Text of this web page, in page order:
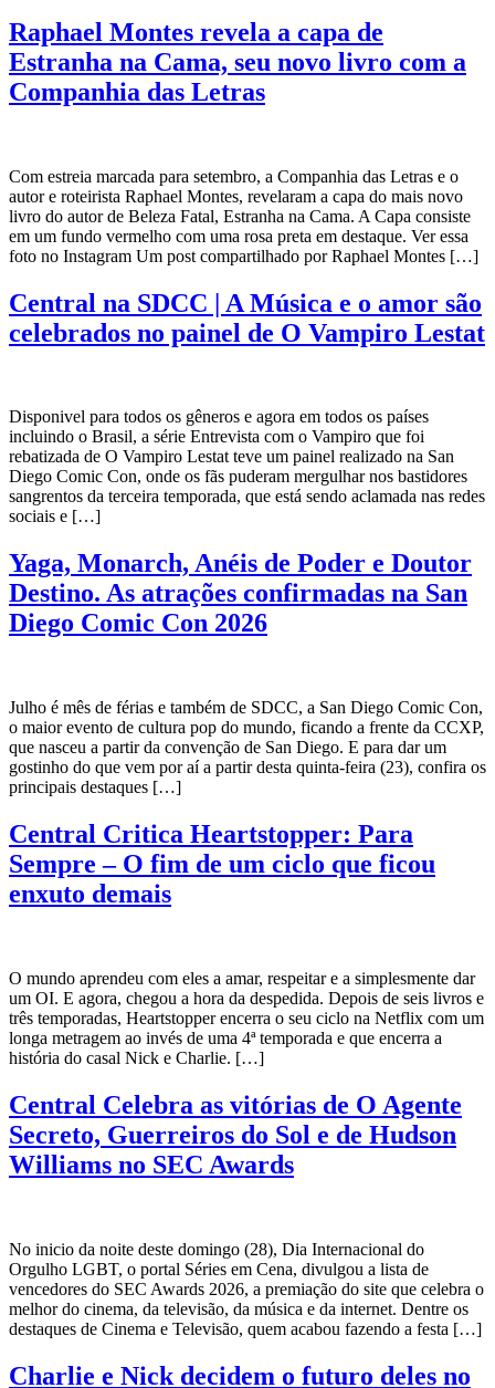
Raphael Montes revela a capa de
Estranha na Cama, seu novo livro com a
Companhia das Letras
Com estreia marcada para setembro, a Companhia das Letras e o
autor e roteirista Raphael Montes, revelaram a capa do mais novo
livro do autor de Beleza Fatal, Estranha na Cama. A Capa consiste
em um fundo vermelho com uma rosa preta em destaque. Ver essa
foto no Instagram Um post compartilhado por Raphael Montes […]
Central na SDCC | A Música e o amor são
celebrados no painel de O Vampiro Lestat
Disponivel para todos os gêneros e agora em todos os países
incluindo o Brasil, a série Entrevista com o Vampiro que foi
rebatizada de O Vampiro Lestat teve um painel realizado na San
Diego Comic Con, onde os fãs puderam mergulhar nos bastidores
sangrentos da terceira temporada, que está sendo aclamada nas redes
sociais e […]
Yaga, Monarch, Anéis de Poder e Doutor
Destino. As atrações confirmadas na San
Diego Comic Con 2026
Julho é mês de férias e também de SDCC, a San Diego Comic Con,
o maior evento de cultura pop do mundo, ficando a frente da CCXP,
que nasceu a partir da convenção de San Diego. E para dar um
gostinho do que vem por aí a partir desta quinta-feira (23), confira os
principais destaques […]
Central Critica Heartstopper: Para
Sempre – O fim de um ciclo que ficou
enxuto demais
O mundo aprendeu com eles a amar, respeitar e a simplesmente dar
um OI. E agora, chegou a hora da despedida. Depois de seis livros e
três temporadas, Heartstopper encerra o seu ciclo na Netflix com um
longa metragem ao invés de uma 4ª temporada e que encerra a
história do casal Nick e Charlie. […]
Central Celebra as vitórias de O Agente
Secreto, Guerreiros do Sol e de Hudson
Williams no SEC Awards
No inicio da noite deste domingo (28), Dia Internacional do
Orgulho LGBT, o portal Séries em Cena, divulgou a lista de
vencedores do SEC Awards 2026, a premiação do site que celebra o
melhor do cinema, da televisão, da música e da internet. Dentre os
destaques de Cinema e Televisão, quem acabou fazendo a festa […]
Charlie e Nick decidem o futuro deles no